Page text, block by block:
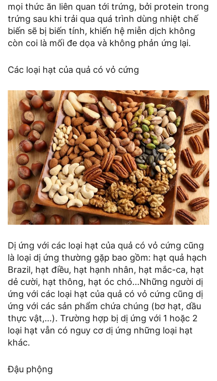
mọi thức ăn liên quan tới trứng, bởi protein trong
trứng sau khi trải qua quá trình dùng nhiệt chế
biến sẽ bị biến tính, khiến hệ miễn dịch không
còn coi là mối đe dọa và không phản ứng lại.
Các loại hạt của quả có vỏ cứng
Dị ứng với các loại hạt của quả có vỏ cứng cũng
là loại dị ứng thường gặp bao gồm: hạt quả hạch
Brazil, hạt điều, hạt hạnh nhân, hạt mắc-ca, hạt
dẻ cười, hạt thông, hạt óc chó...Những người dị
ứng với các loại hạt của quả có vỏ cứng cũng dị
ứng với các sản phẩm chứa chúng (bơ hạt, dầu
thực vật,...). Trường hợp bị dị ứng với 1 hoặc 2
loại hạt vẫn có nguy cơ dị ứng những loại hạt
khác.
Đậu phộng